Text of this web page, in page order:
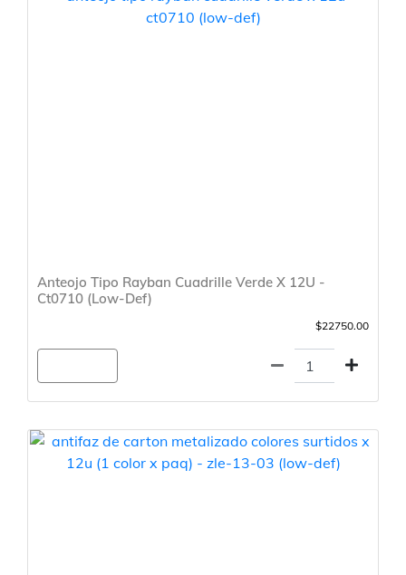
Anteojo Tipo Rayban Cuadrille Verde X 12U -
Ct0710 (Low-Def)
$22750.00